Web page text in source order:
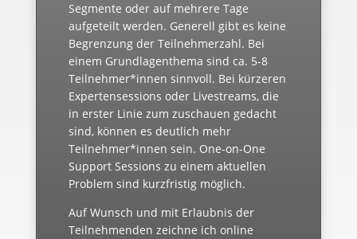
Segmente oder auf mehrere Tage
aufgeteilt werden. Generell gibt es keine
Begrenzung der Teilnehmerzahl. Bei
einem Grundlagenthema sind ca. 5-8
Teilnehmer*innen sinnvoll. Bei kürzeren
Expertensessions oder Livestreams, die
in erster Linie zum zuschauen gedacht
sind, können es deutlich mehr
Teilnehmer*innen sein. One-on-One
Support Sessions zu einem aktuellen
Problem sind kurzfristig möglich.
Auf Wunsch und mit Erlaubnis der
Teilnehmenden zeichne ich online